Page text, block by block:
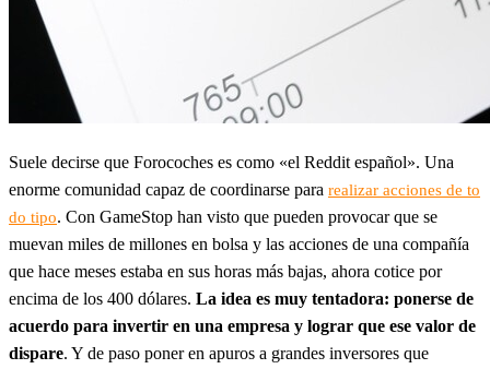
Suele decirse que Forocoches es como «el Reddit español». Una
enorme comunidad capaz de coordinarse para realizar acciones de to
do tipo. Con GameStop han visto que pueden provocar que se
muevan miles de millones en bolsa y las acciones de una compañía
que hace meses estaba en sus horas más bajas, ahora cotice por
encima de los 400 dólares. La idea es muy tentadora: ponerse de
acuerdo para invertir en una empresa y lograr que ese valor de
dispare. Y de paso poner en apuros a grandes inversores que